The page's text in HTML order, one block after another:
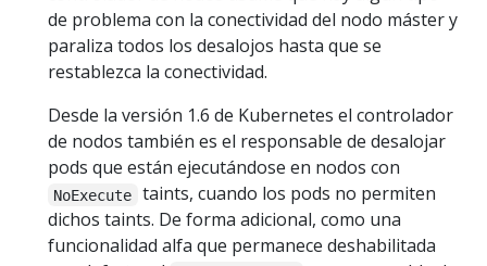
de problema con la conectividad del nodo máster y
paraliza todos los desalojos hasta que se
restablezca la conectividad.
Desde la versión 1.6 de Kubernetes el controlador
de nodos también es el responsable de desalojar
pods que están ejecutándose en nodos con
NoExecute
taints, cuando los pods no permiten
dichos taints. De forma adicional, como una
funcionalidad alfa que permanece deshabilitada